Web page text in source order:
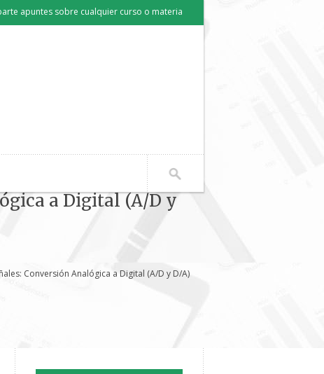
apuntes sobre cualquier curso o materia
a Digital (A/D y
Conversión Analógica a Digital (A/D y D/A)